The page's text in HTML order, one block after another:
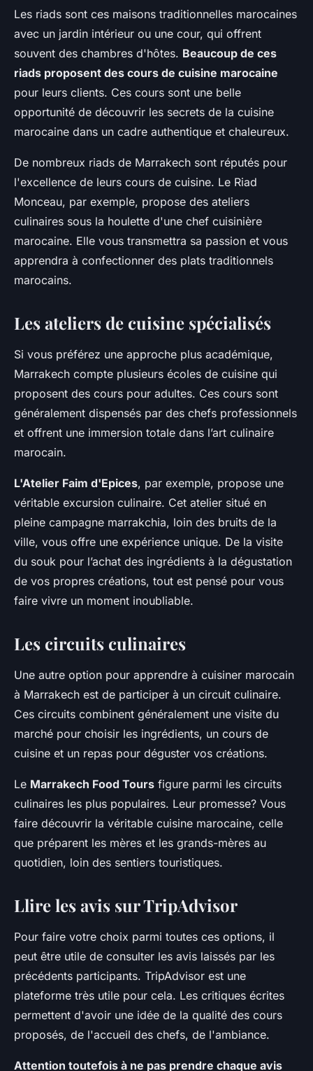
Les riads sont ces maisons traditionnelles marocaines
avec un jardin intérieur ou une cour, qui offrent
souvent des chambres d'hôtes. Beaucoup de ces
riads proposent des cours de cuisine marocaine
pour leurs clients. Ces cours sont une belle
opportunité de découvrir les secrets de la cuisine
marocaine dans un cadre authentique et chaleureux.
De nombreux riads de Marrakech sont réputés pour
l'excellence de leurs cours de cuisine. Le Riad
Monceau, par exemple, propose des ateliers
culinaires sous la houlette d'une chef cuisinière
marocaine. Elle vous transmettra sa passion et vous
apprendra à confectionner des plats traditionnels
marocains.
Les ateliers de cuisine spécialisés
Si vous préférez une approche plus académique,
Marrakech compte plusieurs écoles de cuisine qui
proposent des cours pour adultes. Ces cours sont
généralement dispensés par des chefs professionnels
et offrent une immersion totale dans l’art culinaire
marocain.
L'Atelier Faim d'Epices, par exemple, propose une
véritable excursion culinaire. Cet atelier situé en
pleine campagne marrakchia, loin des bruits de la
ville, vous offre une expérience unique. De la visite
du souk pour l’achat des ingrédients à la dégustation
de vos propres créations, tout est pensé pour vous
faire vivre un moment inoubliable.
Les circuits culinaires
Une autre option pour apprendre à cuisiner marocain
à Marrakech est de participer à un circuit culinaire.
Ces circuits combinent généralement une visite du
marché pour choisir les ingrédients, un cours de
cuisine et un repas pour déguster vos créations.
Le Marrakech Food Tours figure parmi les circuits
culinaires les plus populaires. Leur promesse? Vous
faire découvrir la véritable cuisine marocaine, celle
que préparent les mères et les grands-mères au
quotidien, loin des sentiers touristiques.
Llire les avis sur TripAdvisor
Pour faire votre choix parmi toutes ces options, il
peut être utile de consulter les avis laissés par les
précédents participants. TripAdvisor est une
plateforme très utile pour cela. Les critiques écrites
permettent d'avoir une idée de la qualité des cours
proposés, de l'accueil des chefs, de l'ambiance.
Attention toutefois à ne pas prendre chaque avis